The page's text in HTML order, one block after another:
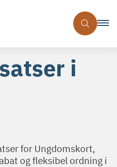
i
for Ungdomskort,
og fleksibel ordning i